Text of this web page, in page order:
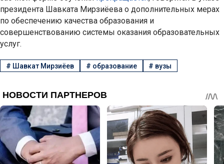
президента Шавката Мирзиёева о дополнительных мерах
по обеспечению качества образования и
совершенствованию системы оказания образовательных
услуг.
# Шавкат Мирзиёев # образование # вузы